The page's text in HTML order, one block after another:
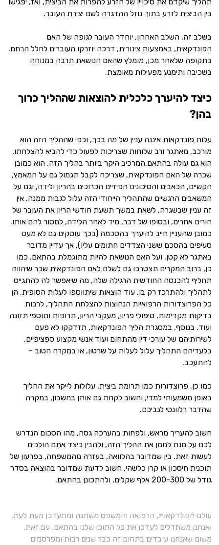
בין הביצית לזרע בתוך נוזל ההדגרה לשם יצירת העובר.
בשלב זה, השלב האחרון, יוחדר העובר לגופה של האם
הפונדקאית, באמצעות צינורית, דרכה יוזרקו העוברים לחלל הרחם.
בתקופה שלאחר מכן, מומלץ שהאם הנושאת תרבה במנוחה
בשכיבה ותימנע מפעילות מאומצת.
כיצד להיערך כלכלית להוצאות שההליך כרוך
בהן?
עלות פונדקאות איננה עניין של מה בכך, וכפי שההליך הזה הוא
מורכב, מאתגר ורב שלוחות שצריכות לפעול כדי להביא להצלחתו,
הוא גם עולה בהתאם.המרכיב היקר ביותר בהליך הזה, הוא כמובן
שכרה של האם הפונדקאית, שצריכה לקבל תגמול גם על המאמץ,
הקשיים, הכאבים והסיכונים הפיזיים הכרוכים בהריון ולידה, וגם על
המשאבים הרגשיים שהתהליך הייחודי הזה עלול לגבות ממנה. אין
זה עניין שבשגרה, לשאת במשך תשעת חודשי הריון את העובר של
הורים אחרים, ובסופו של דבר, מיד לאחר הלידה, למסור להם אותו.
כמובן שהעניין חייב להיערך בהסכמה (בכך עוסקים גם לא מעט
סעיפים בהסכם ששני הצדדים חתומים עליו), אך עדיין מדובר
באתגר לא קטן, ועל האם הנושאת להיות מתוגמלת בהתאם. כמו
כן, ברוב המקרים תצטרכו גם לשלם לאם הפונדקאית שכר שיהווה
תחליף להכנסה החודשית הרגילה שלה, מה שיאפשר לה להתגייס
לתהליך ולהתרכז רק בו. עוד הוצאות שיתווספו לעלות הסופית, הן
כל הפרוצדורות הרפואיות הנחוצות להצלחת התהליך, לרבות
בדיקות מקדימות, טיפולי פריון, מעקבי הריון, תרופות ותוספי תזונה
ועוד. בנוסף, במסגרת הליך הפונדקאות, תזדקקו לא פעם
לשירותיהם של עורכי דין מהתחום ועוד אנשי מקצוע ספציפיים,
בלעדיהם התהליך עלול לעלות על שרטון, או במקרה הטוב –
להתעכב.
כמו כן, פרוצדורות כמו תרומת ביצית, עלולות לייקר את ההליך
באופן משמעותי למדי, וחשוב לקחת גם אותן בחשבון, במקרה
שהדבר רלוונטי לגביכם.
חשוב להעריך מראש, ולפחות בהערכה גסה, מהו הסכום הנדרש
לכם על מנת לממן את ההליך הזה, ולהבין כיצד אתם הולכים
לעשות זאת. בין שמדובר בהלוואה, בעזרה מהמשפחה, בפרעון של
תוכנית חיסכון או קרן כלשהי, חשוב לדעת שמדובר בהוצאה בסדר
גודל של 200-300 אלף שקלים, ולהתכונן בהתאם.
עולם הפונדקאות, הרפואה והמשפט משתנה ומתעדכן מעת לעת,
ואנחנו משתדלים לעדכן את כל התוכן שלנו בהתאם. עם זאת,
משום שאנחנו עובדים בתחום זה כבר שנים רבות ומפרסמים